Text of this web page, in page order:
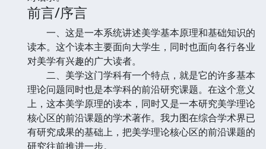
前言/序言
一、这是一本系统讲述美学基本原理和基础知识的
读本。这个读本主要面向大学生，同时也面向各行各业
对美学有兴趣的广大读者。
二、美学这门学科有一个特点，就是它的许多基本
理论问题同时也是本学科的前沿研究课题。在这个意义
上，这本美学原理的读本，同时又是一本研究美学理论
核心区的前沿课题的学术著作。我力图在综合学术界已
有研究成果的基础上，把美学理论核心区的前沿课题的
研究往前推进一步。